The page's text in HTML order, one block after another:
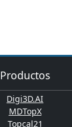
Productos
Digi3D.AI
MDTopX
Topcal21